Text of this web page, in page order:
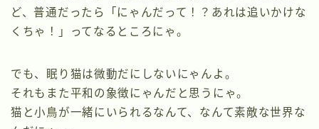
ど、普通だったら「にゃんだって！？あれは追いかけな
くちゃ！」ってなるところにゃ。
でも、眠り猫は微動だにしないにゃんよ。
それもまた平和の象徴にゃんだと思うにゃ。
猫と小鳥が一緒にいられるなんて、なんて素敵な世界な